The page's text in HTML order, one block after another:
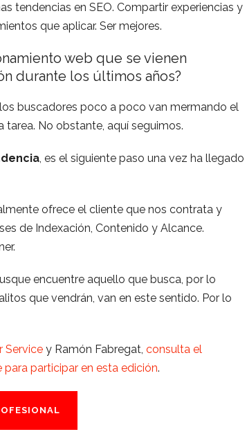
tendencias en SEO. Compartir experiencias y
que aplicar. Ser mejores.
web que se vienen
durante los últimos años?
buscadores poco a poco van mermando el
tarea. No obstante, aquí seguimos.
, es el siguiente paso una vez ha llegado
ofrece el cliente que nos contrata y
de Indexación, Contenido y Alcance.
encuentre aquello que busca, por lo
que vendrán, van en este sentido. Por lo
Service y Ramón Fabregat, consulta el
para participar en esta edición.